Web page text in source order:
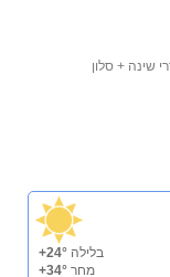
בלילה +24°
מחר +34°